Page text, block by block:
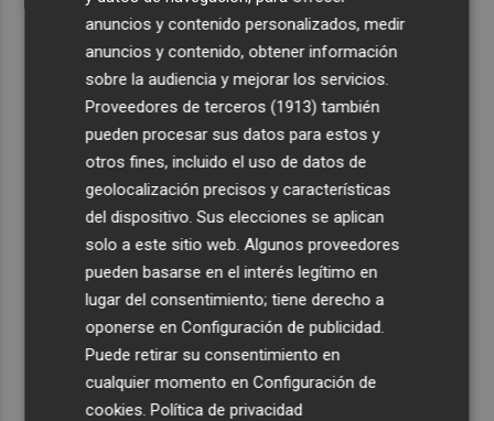
anuncios y contenido personalizados, medir
anuncios y contenido, obtener información
sobre la audiencia y mejorar los servicios.
Proveedores de terceros (1913) también
pueden procesar sus datos para estos y
otros fines, incluido el uso de datos de
geolocalización precisos y características
del dispositivo. Sus elecciones se aplican
solo a este sitio web. Algunos proveedores
pueden basarse en el interés legítimo en
lugar del consentimiento; tiene derecho a
oponerse enConfiguración de publicidad
Puede retirar su consentimiento en
cualquier momento enConfiguración de
cookies .Política de privacidad